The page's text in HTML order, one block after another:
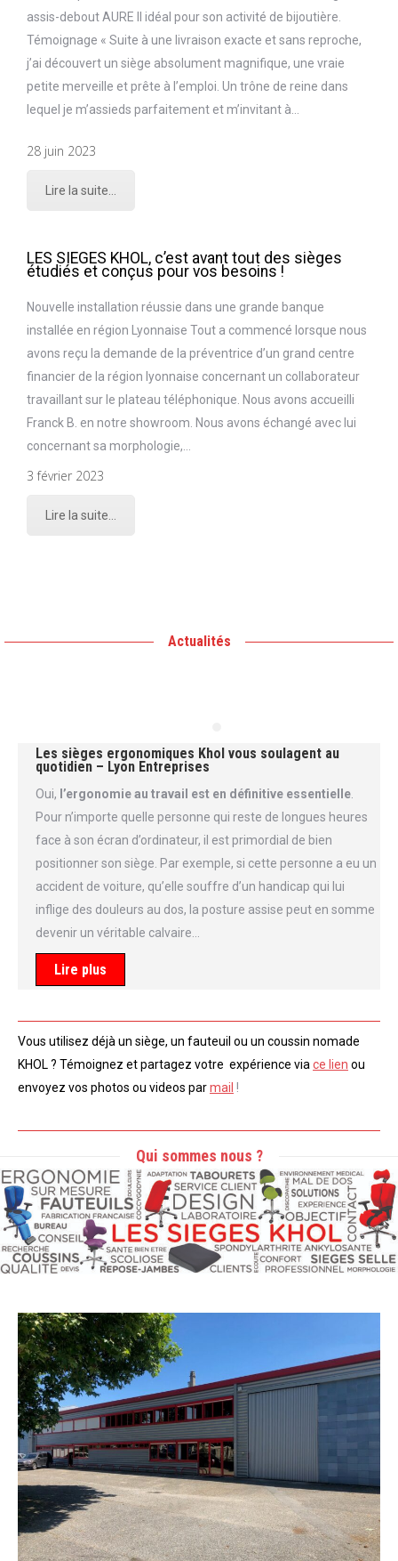
assis-debout AURE II idéal pour son activité de bijoutière.
Témoignage « Suite à une livraison exacte et sans reproche,
j’ai découvert un siège absolument magnifique, une vraie
petite merveille et prête à l’emploi. Un trône de reine dans
lequel je m’assieds parfaitement et m’invitant à…
28 juin 2023
Lire la suite...
LES SIEGES KHOL, c’est avant tout des sièges
étudiés et conçus pour vos besoins !
Nouvelle installation réussie dans une grande banque
installée en région Lyonnaise Tout a commencé lorsque nous
avons reçu la demande de la préventrice d’un grand centre
financier de la région lyonnaise concernant un collaborateur
travaillant sur le plateau téléphonique. Nous avons accueilli
Franck B. en notre showroom. Nous avons échangé avec lui
concernant sa morphologie,…
3 février 2023
Lire la suite...
Actualités
Les sièges ergonomiques Khol vous soulagent au
quotidien – Lyon Entreprises
Oui, l’ergonomie au travail est en définitive essentielle
Pour n’importe quelle personne qui reste de longues heures
face à son écran d’ordinateur, il est primordial de bien
positionner son siège. Par exemple, si cette personne a eu un
accident de voiture, qu’elle souffre d’un handicap qui lui
inflige des douleurs au dos, la posture assise peut en somme
devenir un véritable calvaire…
Lire plus
Vous utilisez déjà un siège, un fauteuil ou un coussin nomade
KHOL ? Témoignez et partagez votre expérience viace lien ou
envoyez vos photos ou videos parmail !
Qui sommes nous ?